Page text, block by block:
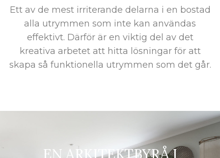
Ett av de mest irriterande delarna i en bostad
alla utrymmen som inte kan användas
effektivt. Därför är en viktig del av det
kreativa arbetet att hitta lösningar för att
skapa så funktionella utrymmen som det går.
EN ARKITEKTBYRÅ I